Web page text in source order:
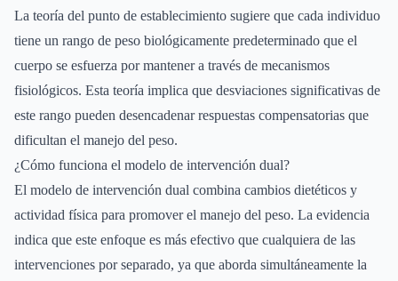
La teoría del punto de establecimiento sugiere que cada individuo
tiene un rango de peso biológicamente predeterminado que el
cuerpo se esfuerza por mantener a través de mecanismos
fisiológicos. Esta teoría implica que desviaciones significativas de
este rango pueden desencadenar respuestas compensatorias que
dificultan el manejo del peso.
¿Cómo funciona el modelo de intervención dual?
El modelo de intervención dual combina cambios dietéticos y
actividad física para promover el manejo del peso. La evidencia
indica que este enfoque es más efectivo que cualquiera de las
intervenciones por separado, ya que aborda simultáneamente la